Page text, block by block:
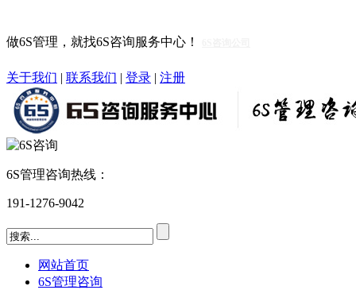
做6S管理，就找6S咨询服务中心！
关于我们 | 联系我们 | 登录 | 注册
6S管理咨询热线：
191-1276-9042
网站首页
6S管理咨询